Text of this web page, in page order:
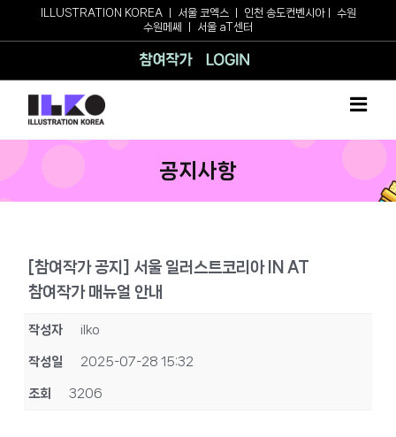
ILLUSTRATION KOREAㅣ 서울 코엑스 인천 송도컨벤시아ㅣ 수원
수원메쎄
서울 aT센터
참여작가
공지사항
[참여작가 공지] 서울 일러스트코리아 IN AT
참여작가 매뉴얼 안내
작성자 ilko
작성일 2025-07-28 15:32
조회 3206